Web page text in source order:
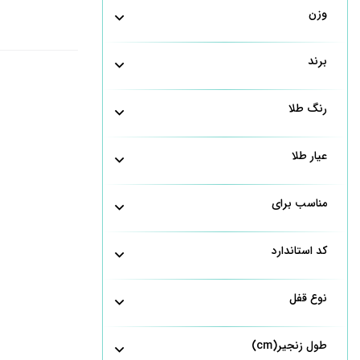
وزن
برند
رنگ طلا
عیار طلا
مناسب برای
کد استاندارد
نوع قفل
طول زنجیر(cm)